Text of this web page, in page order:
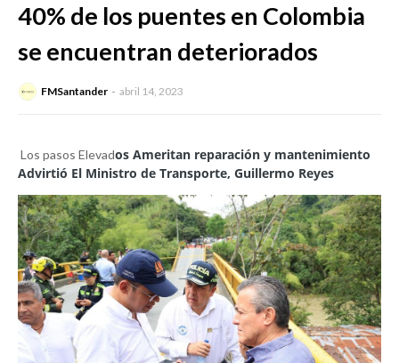
40% de los puentes en Colombia
se encuentran deteriorados
FMSantander abril 14, 2023
Los pasos Elevados Ameritan reparación y mantenimiento
Advirtió El Ministro de Transporte, Guillermo Reyes